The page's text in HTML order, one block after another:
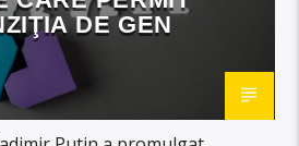
DE GEN